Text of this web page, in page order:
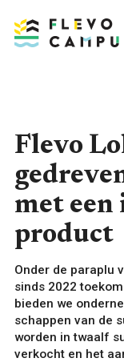
PROGRAMMA’S
VOOR WIE
Flevo
met
product
Onder de paraplu
sinds 2022
bieden we
schappen van de
worden in twaalf
verkocht en het